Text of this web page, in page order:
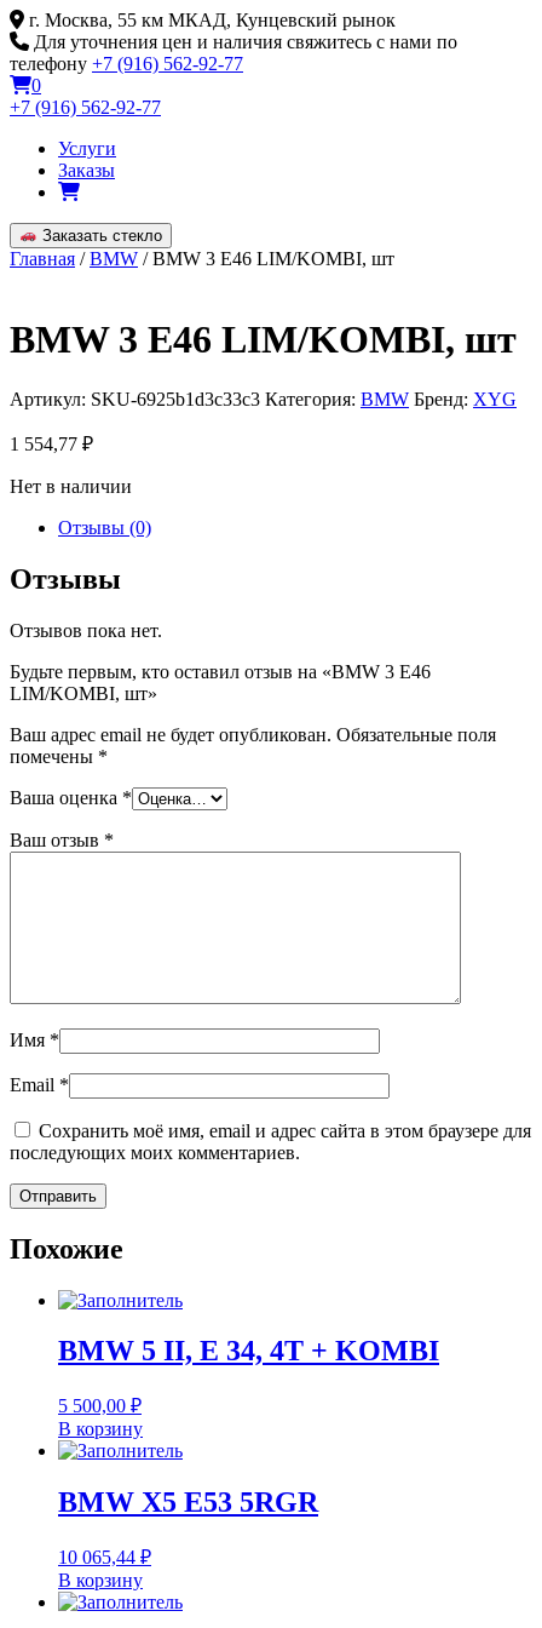
Skip
to
content
г. Москва, 55 км МКАД, Кунцевский рынок
Для уточнения цен и наличия свяжитесь с нами по
телефону +7 (916) 562-92-77
0
+7 (916) 562-92-77
Услуги
Заказы
Заказать стекло
Главная /BMW / BMW 3 E46 LIM/KOMBI, шт
BMW 3 E46 LIM/KOMBI, шт
Артикул: SKU-6925b1d3c33c3 Категория: BMW Бренд: XYG
1 554,77 ₽
Нет в наличии
Отзывы (0)
Отзывы
Отзывов пока нет.
Будьте первым, кто оставил отзыв на «BMW 3 E46
LIM/KOMBI, шт»
Ваш адрес email не будет опубликован. Обязательные поля
помечены *
Ваша оценка *
Ваш отзыв *
Имя *
Email *
Сохранить моё имя, email и адрес сайта в этом браузере для
последующих моих комментариев.
Похожие
BMW 5 II, E 34, 4T + KOMBI
5 500,00 ₽
В корзину
BMW X5 E53 5RGR
10 065,44 ₽
В корзину